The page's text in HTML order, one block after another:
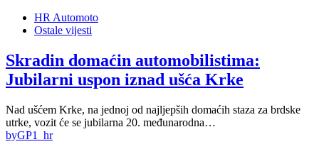
HR Automoto
Ostale vijesti
Skradin domaćin automobilistima:
Jubilarni uspon iznad ušća Krke
Nad ušćem Krke, na jednoj od najljepših domaćih staza za brdske
utrke, vozit će se jubilarna 20. međunarodna…
byGP1_hr